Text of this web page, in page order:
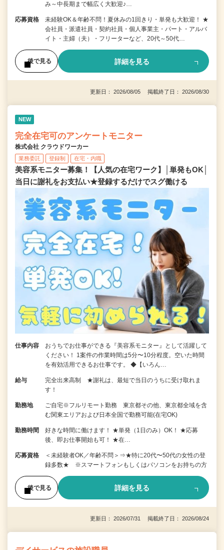
み～中長期まで幅広く大歓迎♪…
応募資格
未経験OK＆年齢不問！夏休みの1回きり・単発も大歓迎！ ★
会社員・派遣社員・契約社員・個人事業主・パート・アルバ
イト・主婦（夫）・フリーターなど、20代～50代…
後で見る 詳細を見る
更新日： 2026/08/05 掲載終了日： 2026/08/30
NEW
完全在宅可のアンケートモニター
株式会社 クラウドワーカー
業務委託 登録制 在宅・内職
美容系モニター募集！【人気の在宅ワーク】│単発もOK│
当日に謝礼をお支払い★登録するだけでスグ働ける
仕事内容
おうちでお仕事ができる『美容系モニター』として活躍して
ください！ 1案件の作業時間は5分〜10分程度。空いた時間
を有効活用できるお仕事です。 ◆【いろん…
給与
完全出来高制 ★謝礼は、最短で当日のうちに受け取れま
す！
勤務地
ご自宅※フルリモート勤務 東京都その他、東京都全域を含
む関東エリアおよび日本全国で勤務可能(在宅OK)
勤務時間
好きな時間に働けます！ ★単発（1日のみ）OK！ ★応募
後、即お仕事開始も可！ ★在…
応募資格
＜未経験者OK／年齢不問＞⇒★特に20代〜50代の女性の登
録多数★ ※スマートフォンもしくはパソコンをお持ちの方
後で見る 詳細を見る
更新日： 2026/07/31 掲載終了日： 2026/08/24